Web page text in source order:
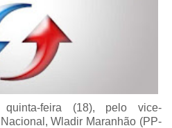
feira (18), pelo vice-
Wladir Maranhão (PP-